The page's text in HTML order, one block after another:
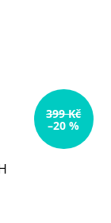
399 Kč
–20 %